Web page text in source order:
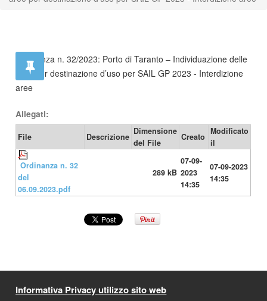
Ordinanza n. 32/2023: Porto di Taranto – Individuazione delle
aree per destinazione d’uso per SAIL GP 2023 - Interdizione
aree
Allegati:
File Descrizione
Dimensione
del File
Creato
Modificato
il
Ordinanza n. 32
del
06.09.2023.pdf
289 kB
07-09-
2023
14:35
07-09-2023
14:35
Informativa Privacy utilizzo sito web